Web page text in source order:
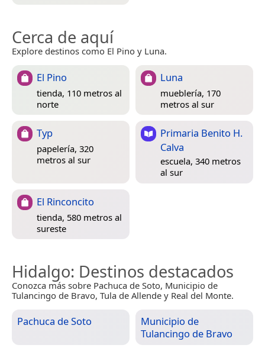
Cerca de aquí
Explore destinos como El Pino y Luna.
El Pino
tienda, 110 metros al
norte
Luna
mueblería, 170
metros al sur
Typ
papelería, 320
metros al sur
Primaria Benito H.
Calva
escuela, 340 metros
al sur
El Rinconcito
tienda, 580 metros al
sureste
Hidalgo: Destinos destacados
Conozca más sobre Pachuca de Soto, Municipio de
Tulancingo de Bravo, Tula de Allende y Real del Monte.
Pachuca de Soto
Municipio de
Tulancingo de Bravo